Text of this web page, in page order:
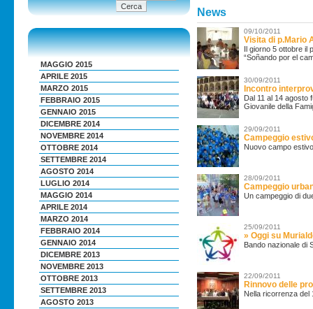
MAGGIO 2015
APRILE 2015
MARZO 2015
FEBBRAIO 2015
GENNAIO 2015
DICEMBRE 2014
NOVEMBRE 2014
OTTOBRE 2014
SETTEMBRE 2014
AGOSTO 2014
LUGLIO 2014
MAGGIO 2014
APRILE 2014
MARZO 2014
FEBBRAIO 2014
GENNAIO 2014
DICEMBRE 2013
NOVEMBRE 2013
OTTOBRE 2013
SETTEMBRE 2013
AGOSTO 2013
News
09/10/2011
Visita di p.Mario
Il giorno 5 ottobre il
“Soñando por el
30/09/2011
Incontro
Dal 11 al 14 agosto
Giovanile della
29/09/2011
Campeggio
Nuovo campo
28/09/2011
Campeggio
Un campeggio di
25/09/2011
» Oggi su
Bando nazionale di
22/09/2011
Rinnovo delle
Nella ricorrenza del